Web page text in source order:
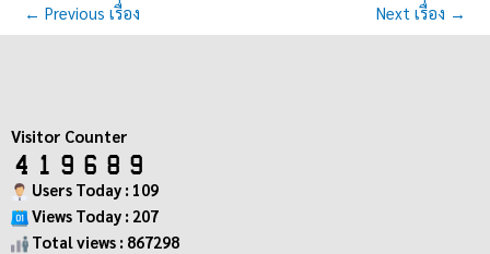
← Previous เรื่อง Next เรื่อง →
Visitor Counter
Users Today : 109
Views Today : 207
Total views : 867298